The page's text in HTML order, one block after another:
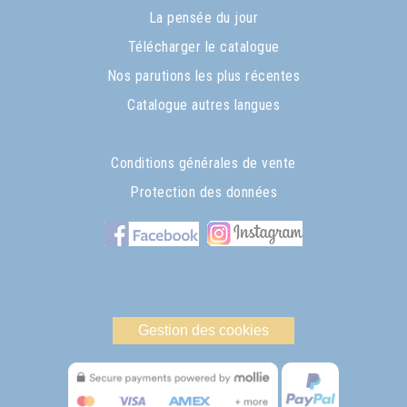
La pensée du jour
Télécharger le catalogue
Nos parutions les plus récentes
Catalogue autres langues
Conditions générales de vente
Protection des données
Gestion des cookies